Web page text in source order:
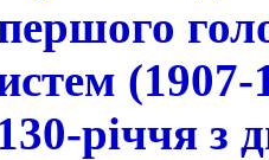
(1907-
річчя з